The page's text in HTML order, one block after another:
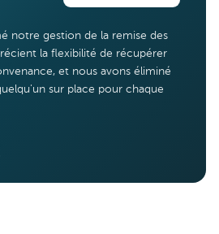
notre gestion de la remise des
la flexibilité de récupérer
et nous avons éliminé
sur place pour chaque